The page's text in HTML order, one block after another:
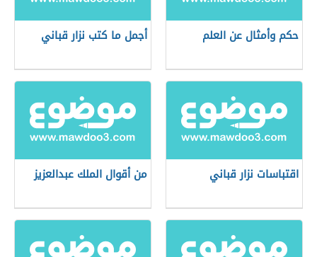
حكم وأمثال عن العلم أجمل ما كتب نزار قباني
اقتباسات نزار قباني من أقوال الملك عبدالعزيز